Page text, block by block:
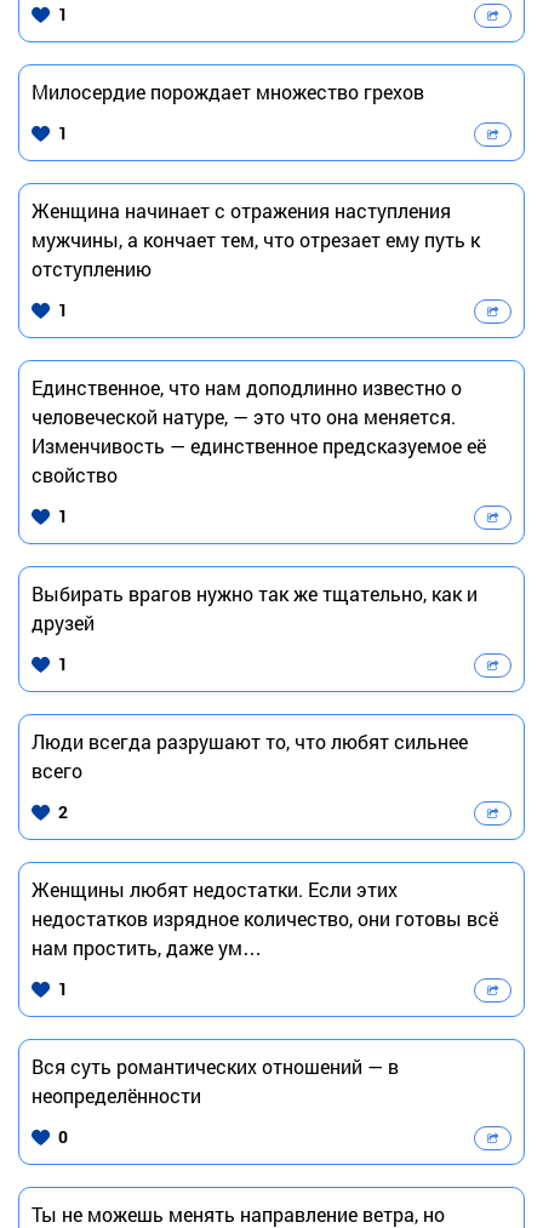
1
Милосердие порождает множество грехов
1
Женщина начинает с отражения наступления
мужчины, а кончает тем, что отрезает ему путь к
отступлению
1
Единственное, что нам доподлинно известно о
человеческой натуре, — это что она меняется.
Изменчивость — единственное предсказуемое её
свойство
1
Выбирать врагов нужно так же тщательно, как и
друзей
1
Люди всегда разрушают то, что любят сильнее
всего
2
Женщины любят недостатки. Если этих
недостатков изрядное количество, они готовы всё
нам простить, даже ум…
1
Вся суть романтических отношений — в
неопределённости
0
Ты не можешь менять направление ветра, но